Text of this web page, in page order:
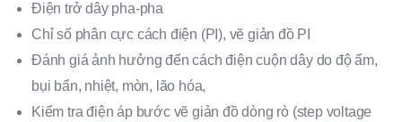
Điện trở dây pha-pha
Chỉ số phân cực cách điện (PI), vẽ giản đồ PI
Đánh giá ảnh hưởng đến cách điện cuộn dây do độ ẩm,
bụi bẩn, nhiệt, mòn, lão hóa,
Kiểm tra điện áp bước vẽ giản đồ dòng rò (step voltage